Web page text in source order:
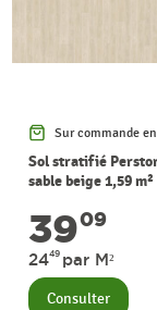
Sur commande
Sol stratifié
sable beige 1,59 m²
3909
2449 par M²
Consulter